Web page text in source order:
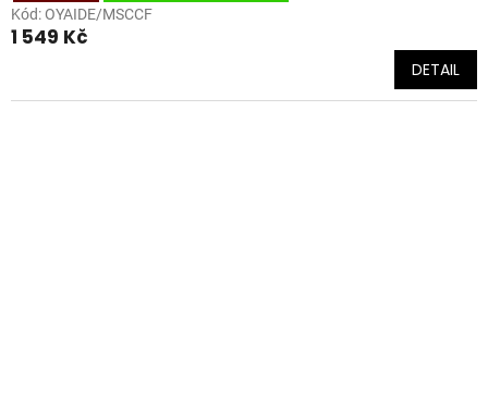
Kód: OYAIDE/MSCCF
1 549 Kč
DETAIL